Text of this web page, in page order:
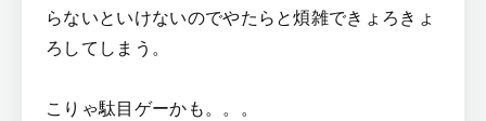
らないといけないのでやたらと煩雑できょろきょ
ろしてしまう。
こりゃ駄目ゲーかも。。。